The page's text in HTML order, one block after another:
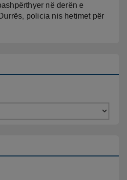
në derën e
policia nis hetimet për